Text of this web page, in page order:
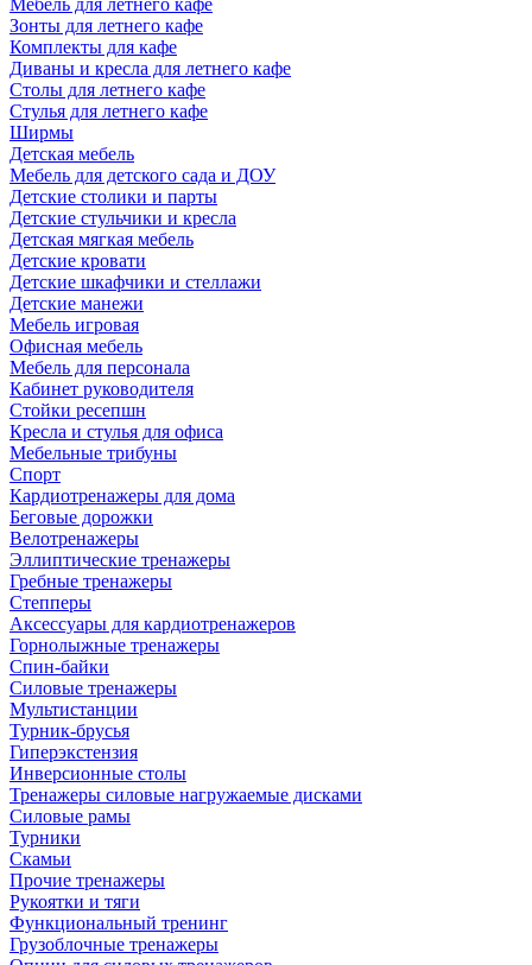
Мебель для летнего кафе
Зонты для летнего кафе
Комплекты для кафе
Диваны и кресла для летнего кафе
Столы для летнего кафе
Стулья для летнего кафе
Ширмы
Детская мебель
Мебель для детского сада и ДОУ
Детские столики и парты
Детские стульчики и кресла
Детская мягкая мебель
Детские кровати
Детские шкафчики и стеллажи
Детские манежи
Мебель игровая
Офисная мебель
Мебель для персонала
Кабинет руководителя
Стойки ресепшн
Кресла и стулья для офиса
Мебельные трибуны
Спорт
Кардиотренажеры для дома
Беговые дорожки
Велотренажеры
Эллиптические тренажеры
Гребные тренажеры
Степперы
Аксессуары для кардиотренажеров
Горнолыжные тренажеры
Спин-байки
Силовые тренажеры
Мультистанции
Турник-брусья
Гиперэкстензия
Инверсионные столы
Тренажеры силовые нагружаемые дисками
Силовые рамы
Турники
Скамьи
Прочие тренажеры
Рукоятки и тяги
Функциональный тренинг
Грузоблочные тренажеры